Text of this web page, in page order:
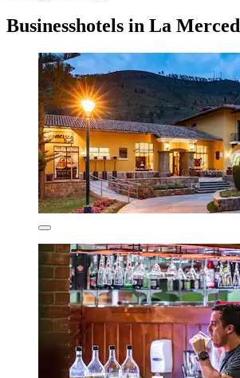
Businesshotels in La Merced